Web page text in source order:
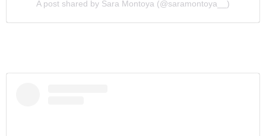
A post shared by Sara Montoya (@saramontoya__)